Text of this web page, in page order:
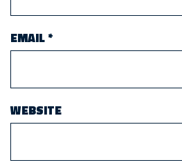
EMAIL*
WEBSITE